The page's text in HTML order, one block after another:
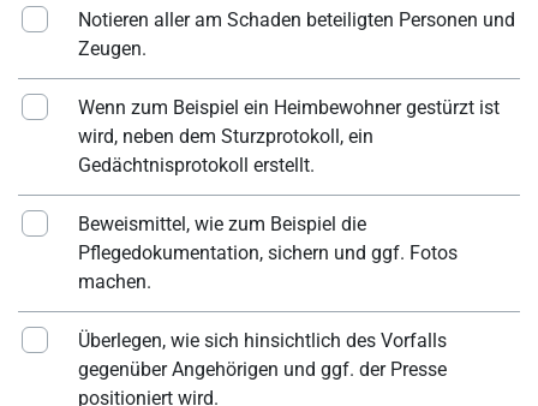
Notieren aller am Schaden beteiligten Personen und
Zeugen.
Wenn zum Beispiel ein Heimbewohner gestürzt ist
wird, neben dem Sturzprotokoll, ein
Gedächtnisprotokoll erstellt.
Beweismittel, wie zum Beispiel die
Pflegedokumentation, sichern und ggf. Fotos
machen.
Überlegen, wie sich hinsichtlich des Vorfalls
gegenüber Angehörigen und ggf. der Presse
positioniert wird.